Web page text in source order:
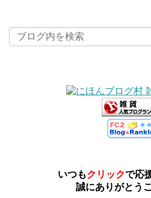
いつもクリックで応
誠にありがとう